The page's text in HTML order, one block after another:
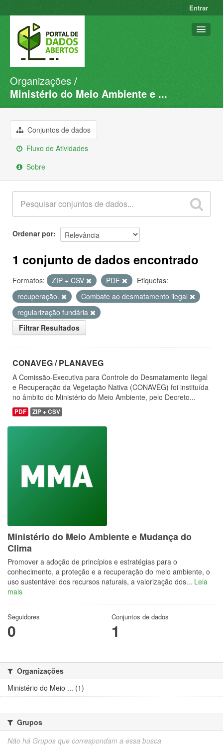
Entrar
Conjuntos de dados
Organizações
Sobre
Organizações
Ministério do Meio Ambiente e ...
Conjuntos de dados
Fluxo de Atividades
Sobre
Ordenar por
1 conjunto de dados encontrado
Formatos: ZIP + CSV PDF
Etiquetas:
recuperação.
Combate ao desmatamento ilegal
regularização fundária
Filtrar Resultados
CONAVEG / PLANAVEG
A Comissão-Executiva para Controle do Desmatamento Ilegal
e Recuperação da Vegetação Nativa (CONAVEG) foi instituída
no âmbito do Ministério do Meio Ambiente, pelo Decreto...
PDF ZIP + CSV
Ministério do Meio Ambiente e Mudança do
Clima
Promover a adoção de princípios e estratégias para o
conhecimento, a proteção e a recuperação do meio ambiente, o
uso sustentável dos recursos naturais, a valorização dos... Leia
mais
Seguidores
0
Conjuntos de dados
1
Organizações
Ministério do Meio ... (1)
Grupos
Não há Grupos que correspondam a essa busca